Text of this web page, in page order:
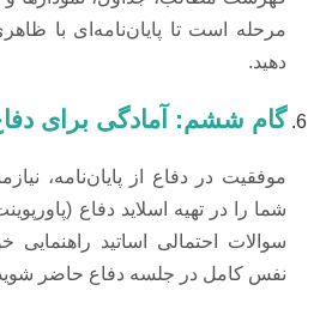
مرحله است تا پایان‌نامه‌ای با
دهید.
گام ششم: آمادگی برای
موفقیت در دفاع از پایان‌نامه،
شما را در تهیه اسلاید دفاع
سوالات احتمالی اساتید راهنمایی
نفس کامل در جلسه دفاع حاضر